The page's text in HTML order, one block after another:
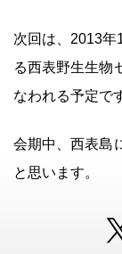
次回は、2013年
る西表野生生物
なわれる予定で
会期中、西表島
と思います。